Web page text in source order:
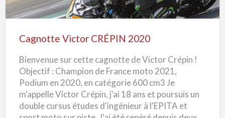
Cagnotte
Victor
CRÉPIN
Cagnotte Victor CRÉPIN 2020
Bienvenue sur cette cagnotte de Victor Crépin !
Objectif : Champion de France moto 2021,
Podium en 2020, en catégorie 600 cm3 Je
m'appelle Victor Crépin, j'ai 18 ans et poursuis un
double cursus études d'ingénieur à l'EPITA et